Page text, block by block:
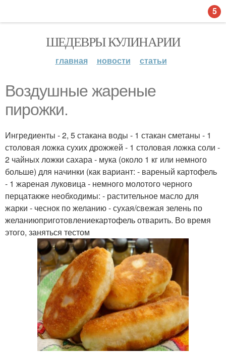
ШЕДЕВРЫ КУЛИНАРИИ
главная новости статьи
Воздушные жареные
пирожки.
Ингредиенты - 2, 5 стакана воды - 1 стакан сметаны - 1
столовая ложка сухих дрожжей - 1 столовая ложка соли -
2 чайных ложки сахара - мука (около 1 кг или немного
больше) для начинки (как вариант: - вареный картофель
- 1 жареная луковица - немного молотого черного
перцатакже необходимы: - растительное масло для
жарки - чеснок по желанию - сухая/свежая зелень по
желаниюприготовлениекартофель отварить. Во время
этого, заняться тестом
5